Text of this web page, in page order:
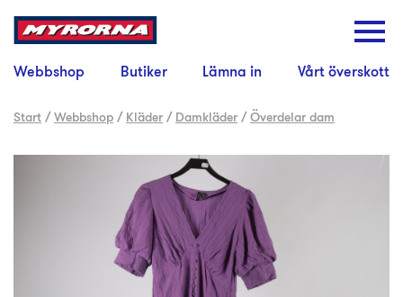
Webbshop Butiker Lämna in Vårt överskott
Start /Webbshop / Kläder / Damkläder /Överdelar dam